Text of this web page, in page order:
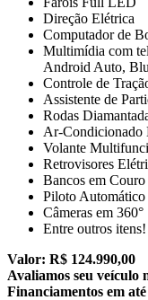
Direção Elétrica
Computador de
Multimídia com
Android Auto,
Controle de
Assistente de
Rodas
Ar-Condicionado
Volante
Retrovisores
Bancos em Couro
Piloto Automático
Câmeras em 360°
Entre outros itens!
Valor: R$ 124.990,00
Avaliamos seu veículo
Financiamentos em